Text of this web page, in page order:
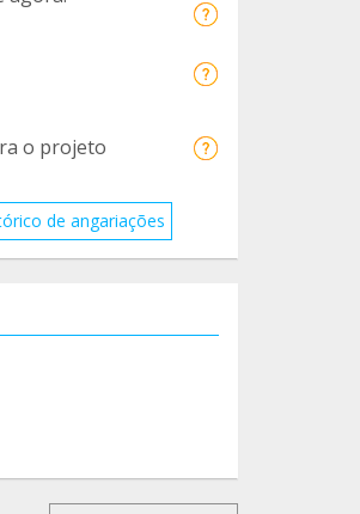
o projeto
de angariações